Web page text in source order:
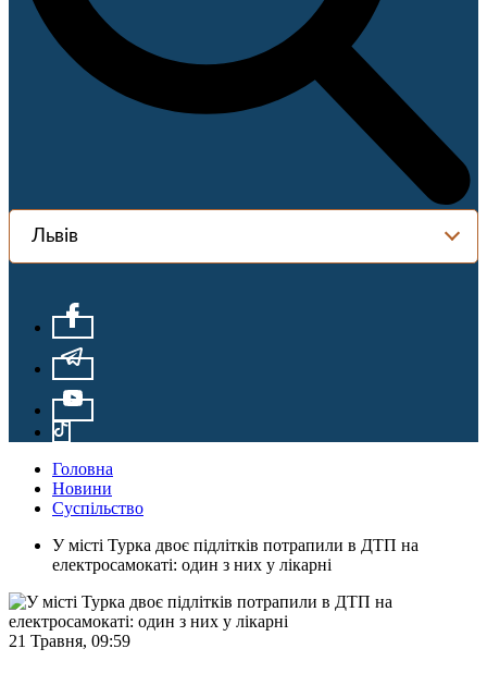
Львів
Головна
Новини
Суспільство
У місті Турка двоє підлітків потрапили в ДТП на
електросамокаті: один з них у лікарні
21 Травня, 09:59